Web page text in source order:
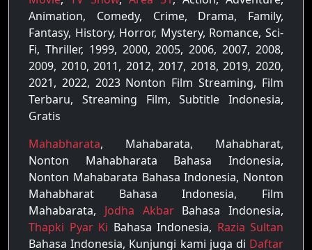
Animation, Comedy, Crime, Drama, Family,
Fantasy, History, Horror, Mystery, Romance, Sci-
Fi, Thriller, 1999, 2000, 2005, 2006, 2007, 2008,
2009, 2010, 2011, 2012, 2017, 2018, 2019, 2020,
2021, 2022, 2023 Nonton Film Streaming, Film
Terbaru, Streaming Film, Subtitle Indonesia,
Gratis
Mahabharata, Mahabarata, Mahabharat,
Nonton Mahabharata Bahasa Indonesia,
Nonton Mahabarata Bahasa Indonesia, Nonton
Mahabharat Bahasa Indonesia, Film
Mahabarata, Jodha AkbarBahasa Indonesia,
Thapki Pyar Ki Bahasa Indonesia, Razia Sultan
Bahasa Indonesia, Kunjungi kami juga di Daftar